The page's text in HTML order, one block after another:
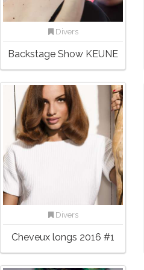
Divers
Backstage Show KEUNE
Divers
Cheveux longs 2016 #1